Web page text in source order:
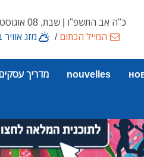
כ"ה אב התשפ"ו | שבת, 08 אוגוסט 2026
המייל הכתום/ מזג
nouvelles מדריך